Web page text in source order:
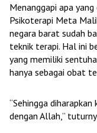
Menanggapi apa
Psikoterapi Meta
negara barat sudah
teknik terapi. Hal ini
yang memiliki
hanya sebagai obat
“Sehingga
dengan Allah,”